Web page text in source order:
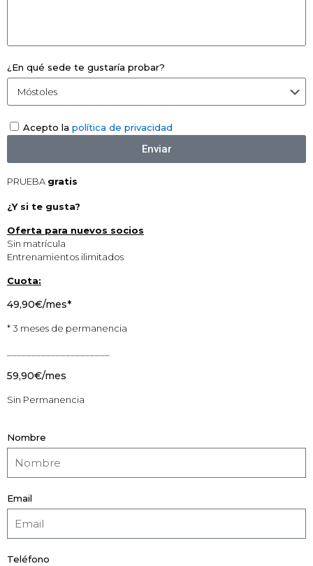
¿En qué sede te gustaría probar?
Acepto la política de privacidad
Enviar
PRUEBA gratis
¿Y si te gusta?
Oferta para nuevos socios
Sin matrícula
Entrenamientos ilimitados
Cuota:
49,90€/mes*
* 3 meses de permanencia
59,90€/mes
Sin Permanencia
Nombre
Email
Teléfono